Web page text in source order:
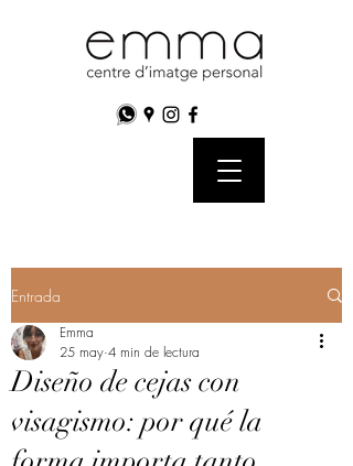
Entrada
Diseño de cejas con
visagismo: por qué la
Emma
25 may 4 min de lectura